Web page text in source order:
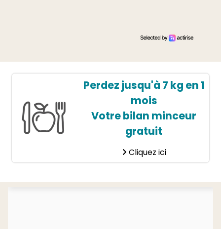
Perdez jusqu'à 7 kg en 1
mois
Votre bilan minceur
gratuit
Cliquez ici